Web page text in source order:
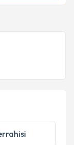
Aydınlatma
belirtilen